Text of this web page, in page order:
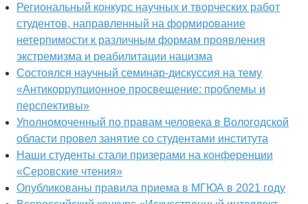
Региональный конкурс научных и творческих работ
студентов, направленный на формирование
нетерпимости к различным формам проявления
экстремизма и реабилитации нацизма
Состоялся научный семинар-дискуссия на тему
«Антикоррупционное просвещение: проблемы и
перспективы»
Уполномоченный по правам человека в Вологодской
области провел занятие со студентами института
Наши студенты стали призерами на конференции
«Серовские чтения»
Опубликованы правила приема в МГЮА в 2021 году